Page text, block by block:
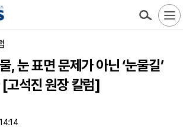
, 눈 표면 문제가 아닌 ‘눈물길’
고석진 원장 칼럼]